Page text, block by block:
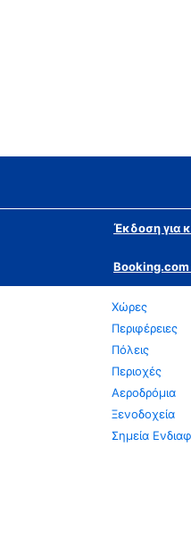
Έκδοση για
Χώρες
Περιφέρειες
Πόλεις
Περιοχές
Αεροδρόμια
Ξενοδοχεία
Σημεία